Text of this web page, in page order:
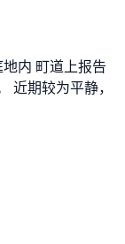
内 町道上报告
近期较为平静，